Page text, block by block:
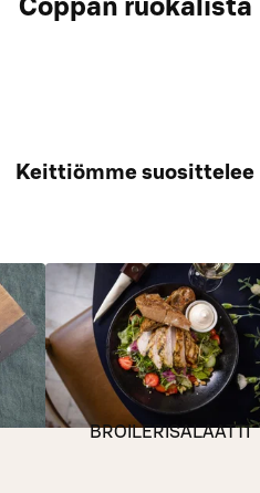
Coppan ruokalista
Keittiömme suosittelee
BROILERISALAATTI